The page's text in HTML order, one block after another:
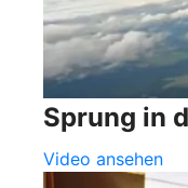
Sprung in
Video ansehen